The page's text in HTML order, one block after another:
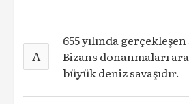
A
655 yılında
Bizans donanmaları
büyük deniz savaşıdır.